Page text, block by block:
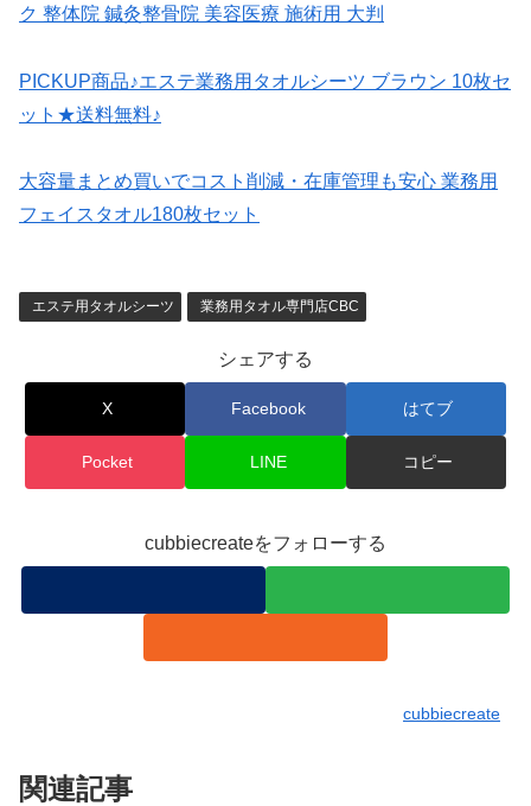
ク 整体院 鍼灸整骨院 美容医療 施術用 大判
PICKUP商品♪エステ業務用タオルシーツ ブラウン 10枚セ
ット★送料無料♪
大容量まとめ買いでコスト削減・在庫管理も安心 業務用
フェイスタオル180枚セット
エステ用タオルシーツ 業務用タオル専門店CBC
シェアする
X Facebook はてブ
Pocket LINE コピー
cubbiecreateをフォローする
cubbiecreate
関連記事